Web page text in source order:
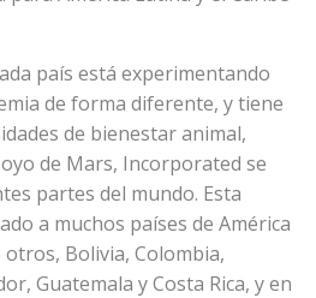
país está experimentando
de forma diferente, y tiene
de bienestar animal,
de Mars, Incorporated se
partes del mundo. Esta
a muchos países de América
Bolivia, Colombia,
Guatemala y Costa Rica, y en